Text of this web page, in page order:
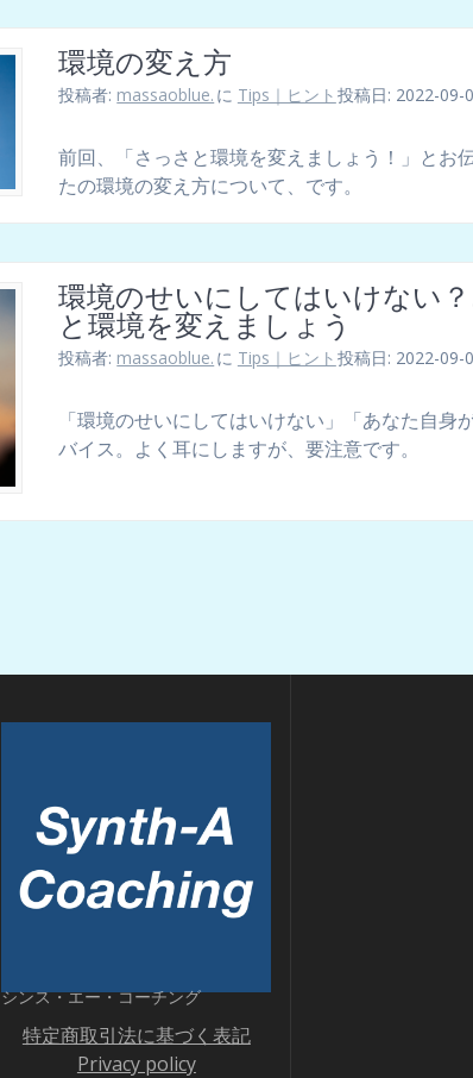
環境の変え方
投稿者: massaoblue. に Tips｜ヒント 投稿日: 2022-09-
前回、「さっさと環境を変えましょう！」とお
たの環境の変え方について、です。
環境のせいにしてはいけない
と環境を変えましょう
投稿者: massaoblue. に Tips｜ヒント 投稿日: 2022-09-
「環境のせいにしてはいけない」「あなた自身
バイス。よく耳にしますが、要注意です。
シンス・エー・コーチング
特定商取引法に基づく表記
Privacy policy